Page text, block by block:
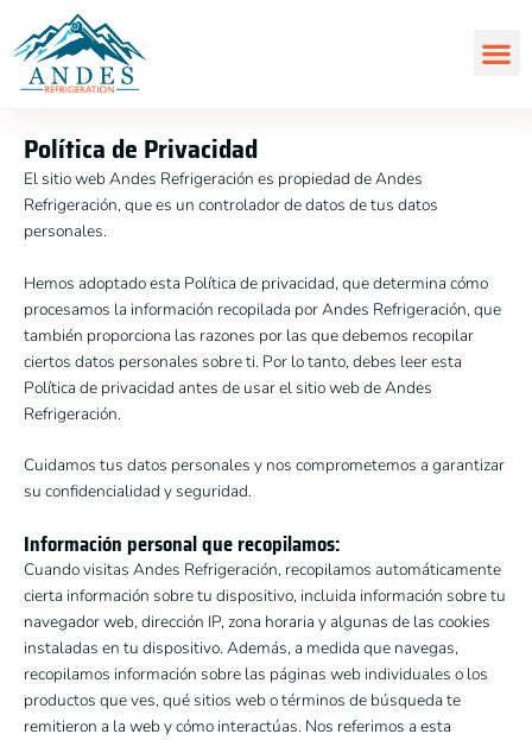
contenido
Política de Privacidad
El sitio web Andes Refrigeración es propiedad de Andes
Refrigeración, que es un controlador de datos de tus datos
personales.
Hemos adoptado esta Política de privacidad, que determina cómo
procesamos la información recopilada por Andes Refrigeración, que
también proporciona las razones por las que debemos recopilar
ciertos datos personales sobre ti. Por lo tanto, debes leer esta
Política de privacidad antes de usar el sitio web de Andes
Refrigeración.
Cuidamos tus datos personales y nos comprometemos a garantizar
su confidencialidad y seguridad.
Información personal que recopilamos:
Cuando visitas Andes Refrigeración, recopilamos automáticamente
cierta información sobre tu dispositivo, incluida información sobre tu
navegador web, dirección IP, zona horaria y algunas de las cookies
instaladas en tu dispositivo. Además, a medida que navegas,
recopilamos información sobre las páginas web individuales o los
productos que ves, qué sitios web o términos de búsqueda te
remitieron a la web y cómo interactúas. Nos referimos a esta